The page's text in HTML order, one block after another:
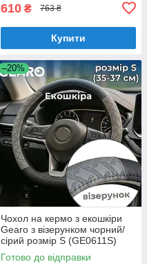
610 ₴ 763 ₴
Купити
–20%
Чохол на кермо з екошкіри
Gearo з візерунком чорний/
сірий розмір S (GE0611S)
Готово до відправки